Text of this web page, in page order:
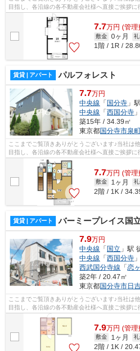
目指し、各沿線の各不動産会社様へ直接ご挨拶に
様へ提供しております！最新の情報は...
7.7万円 (管理
敷金 0ヶ月
1階 / 1R /
賃貸 | アパート パルフォレスト
7.7万円
中央線 「国分寺 」
中央線 「西国分寺
築15年 / 34.39㎡
東京都国分寺市泉
ここまでご覧頂きありがとうございます♪当社は
目指し、各沿線の各不動産会社様へ直接ご挨拶
様へ提供しております！最新の情報は...
7.7万円 (管理
敷金 1ヶ月
2階 / 1K /
賃貸 | アパート バーミープレイス国
7.9万円
中央線 「国立 」駅
中央線 「西国分寺
西武国分寺線 「恋
築2年 / 20.47㎡
東京都国分寺市日
ここまでご覧頂きありがとうございます♪当社は
目指し、各沿線の各不動産会社様へ直接ご挨拶
様へ提供しております！最新の情報は...
7.9万円 (管理
敷金 1ヶ月
2階 / 1K /